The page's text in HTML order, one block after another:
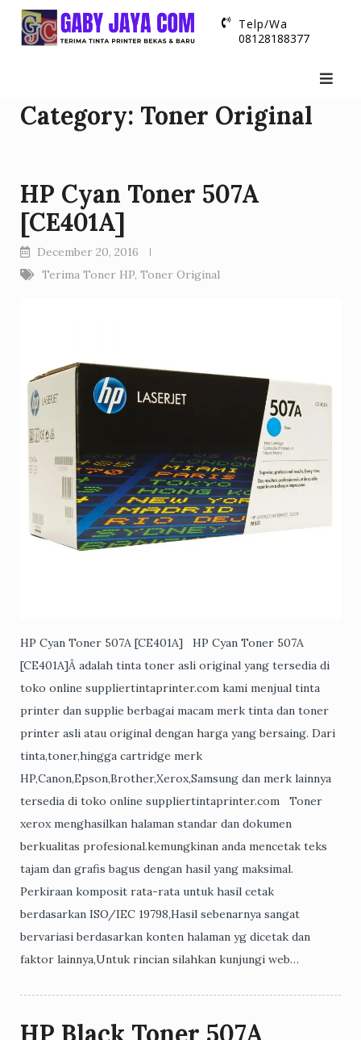
Skip
Telp/Wa
08128188377
Category: Toner Original
HP Cyan Toner 507A
[CE401A]
December 20, 2016
Terima Toner HP, Toner Original
HP Cyan Toner 507A [CE401A] HP Cyan Toner 507A
[CE401A]Â adalah tinta toner asli original yang tersedia di
toko online suppliertintaprinter.com kami menjual tinta
printer dan supplie berbagai macam merk tinta dan toner
printer asli atau original dengan harga yang bersaing. Dari
tinta,toner,hingga cartridge merk
HP,Canon,Epson,Brother,Xerox,Samsung dan merk lainnya
tersedia di toko online suppliertintaprinter.com Toner
xerox menghasilkan halaman standar dan dokumen
berkualitas profesional.kemungkinan anda mencetak teks
tajam dan grafis bagus dengan hasil yang maksimal.
Perkiraan komposit rata-rata untuk hasil cetak
berdasarkan ISO/IEC 19798,Hasil sebenarnya sangat
bervariasi berdasarkan konten halaman yg dicetak dan
faktor lainnya,Untuk rincian silahkan kunjungi web…
HP Black Toner 507A